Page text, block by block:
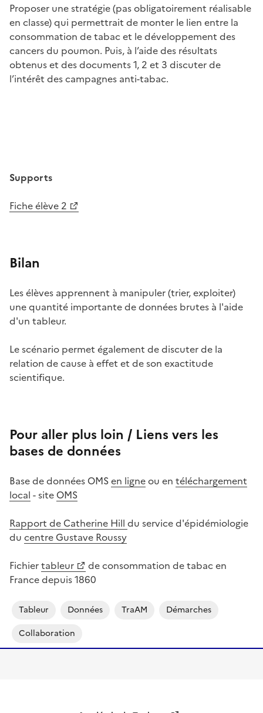
Proposer une stratégie (pas obligatoirement réalisable
en classe) qui permettrait de monter le lien entre la
consommation de tabac et le développement des
cancers du poumon. Puis, à l’aide des résultats
obtenus et des documents 1, 2 et 3 discuter de
l’intérêt des campagnes anti-tabac.
Supports
Fiche élève 2
Bilan
Les élèves apprennent à manipuler (trier, exploiter)
une quantité importante de données brutes à l'aide
d'un tableur.
Le scénario permet également de discuter de la
relation de cause à effet et de son exactitude
scientifique.
Pour aller plus loin / Liens vers les
bases de données
Base de données OMSen ligneou en téléchargement
local - site OMS
Rapport de Catherine Hill du service d'épidémiologie
du centre Gustave Roussy
Fichiertableur
de consommation de tabac en
France depuis 1860
Tableur Données TraAM
Démarches
Collaboration